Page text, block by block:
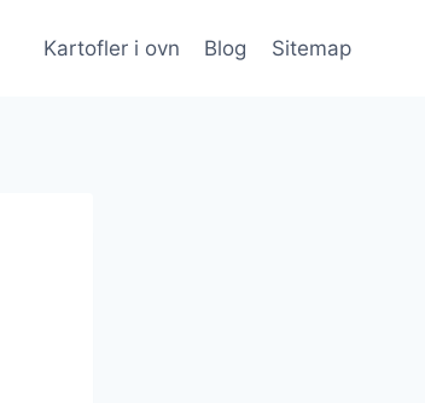
Kartofler i ovn Blog Sitemap